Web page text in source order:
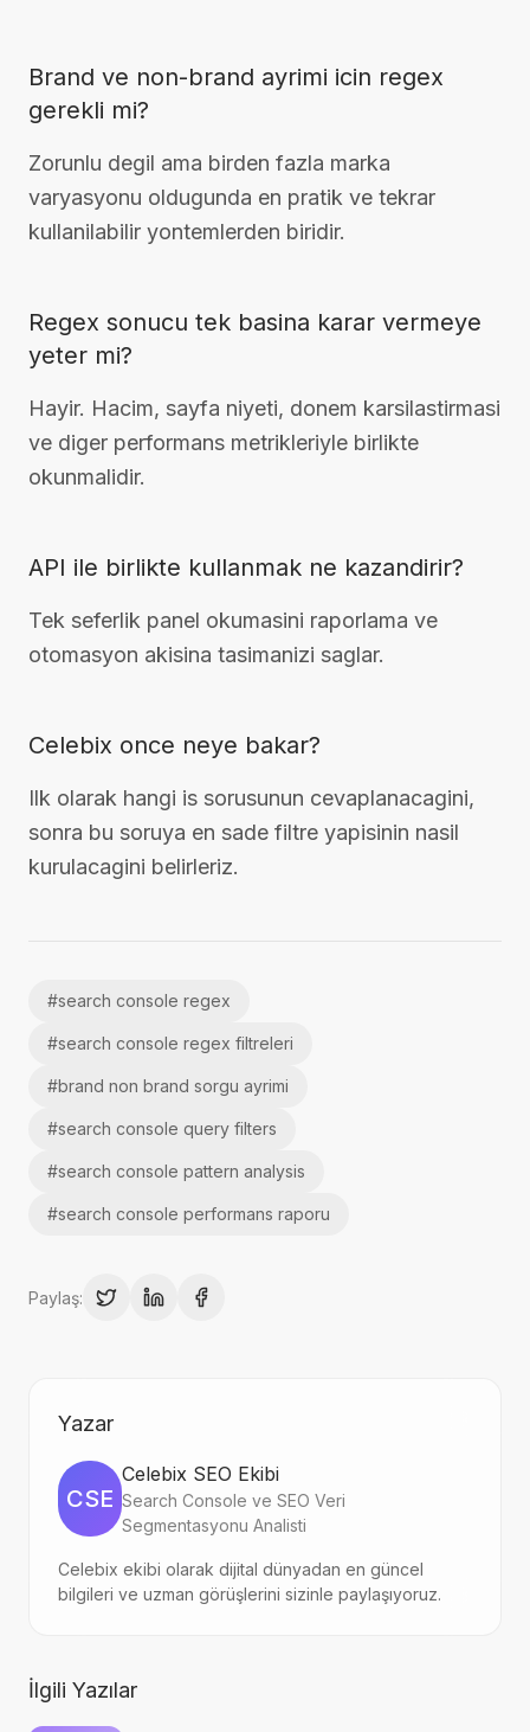
Brand ve non-brand ayrimi icin regex
gerekli mi?
Zorunlu degil ama birden fazla marka
varyasyonu oldugunda en pratik ve tekrar
kullanilabilir yontemlerden biridir.
Regex sonucu tek basina karar vermeye
yeter mi?
Hayir. Hacim, sayfa niyeti, donem karsilastirmasi
ve diger performans metrikleriyle birlikte
okunmalidir.
API ile birlikte kullanmak ne kazandirir?
Tek seferlik panel okumasini raporlama ve
otomasyon akisina tasimanizi saglar.
Celebix once neye bakar?
Ilk olarak hangi is sorusunun cevaplanacagini,
sonra bu soruya en sade filtre yapisinin nasil
kurulacagini belirleriz.
#search console regex
#search console regex filtreleri
#brand non brand sorgu ayrimi
#search console query filters
#search console pattern analysis
#search console performans raporu
Paylaş:
Yazar
CSE
Celebix SEO Ekibi
Search Console ve SEO Veri
Segmentasyonu Analisti
Celebix ekibi olarak dijital dünyadan en güncel
bilgileri ve uzman görüşlerini sizinle paylaşıyoruz.
İlgili Yazılar